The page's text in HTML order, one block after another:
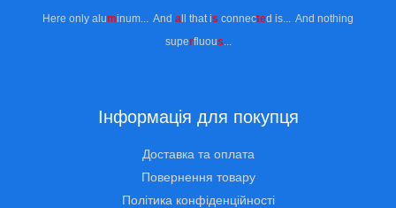
Here only aluminum... And all that is connected is... And nothing
superfluous...
Інформація для покупця
Доставка та оплата
Повернення товару
Політика конфіденційності